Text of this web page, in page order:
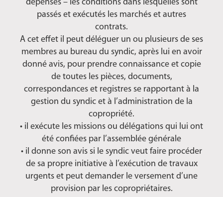
dépenses – les conditions dans lesquelles sont
passés et exécutés les marchés et autres
contrats.
A cet effet il peut déléguer un ou plusieurs de ses
membres au bureau du syndic, après lui en avoir
donné avis, pour prendre connaissance et copie
de toutes les pièces, documents,
correspondances et registres se rapportant à la
gestion du syndic et à l’administration de la
copropriété.
• il exécute les missions ou délégations qui lui ont
été confiées par l’assemblée générale
• il donne son avis si le syndic veut faire procéder
de sa propre initiative à l’exécution de travaux
urgents et peut demander le versement d’une
provision par les copropriétaires.